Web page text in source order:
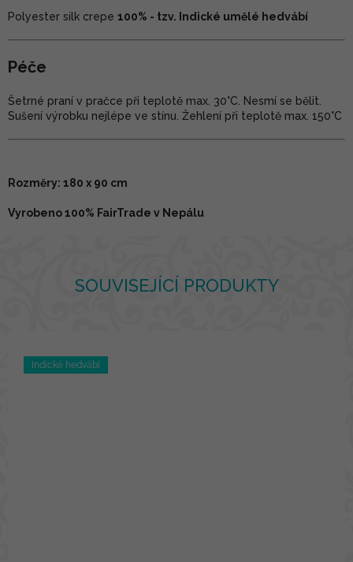
SOUVISEJÍCÍ PRODUKTY
Indické hedvábí
Polyester silk crepe 100% - tzv. Indické umělé hedvábí
Péče
Šetrné praní v pračce při teplotě max. 30°C. Nesmí se bělit.
Sušení výrobku nejlépe ve stínu. Žehlení při teplotě max. 150°C
Rozměry: 180 x 90 cm
Vyrobeno 100% FairTrade v Nepálu